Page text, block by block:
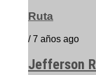
Ruta
/ 7 años ago
Jefferson